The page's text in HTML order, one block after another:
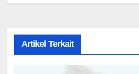
Artikel Terkait